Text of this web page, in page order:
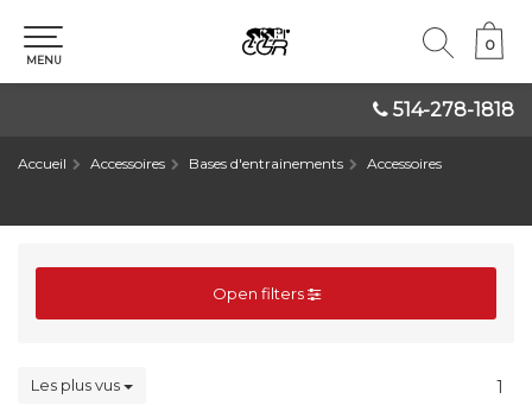
514-278-1818
0
0
MENU
Accueil Accessoires Bases d'entrainements Accessoires
Open filters
Les plus vus 1